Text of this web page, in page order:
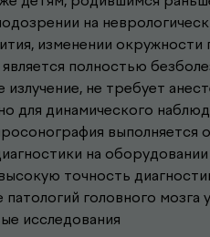
на
изменении окружности
полностью
не требует
для динамического
выполняется
на
точность
головного мозга
исследования